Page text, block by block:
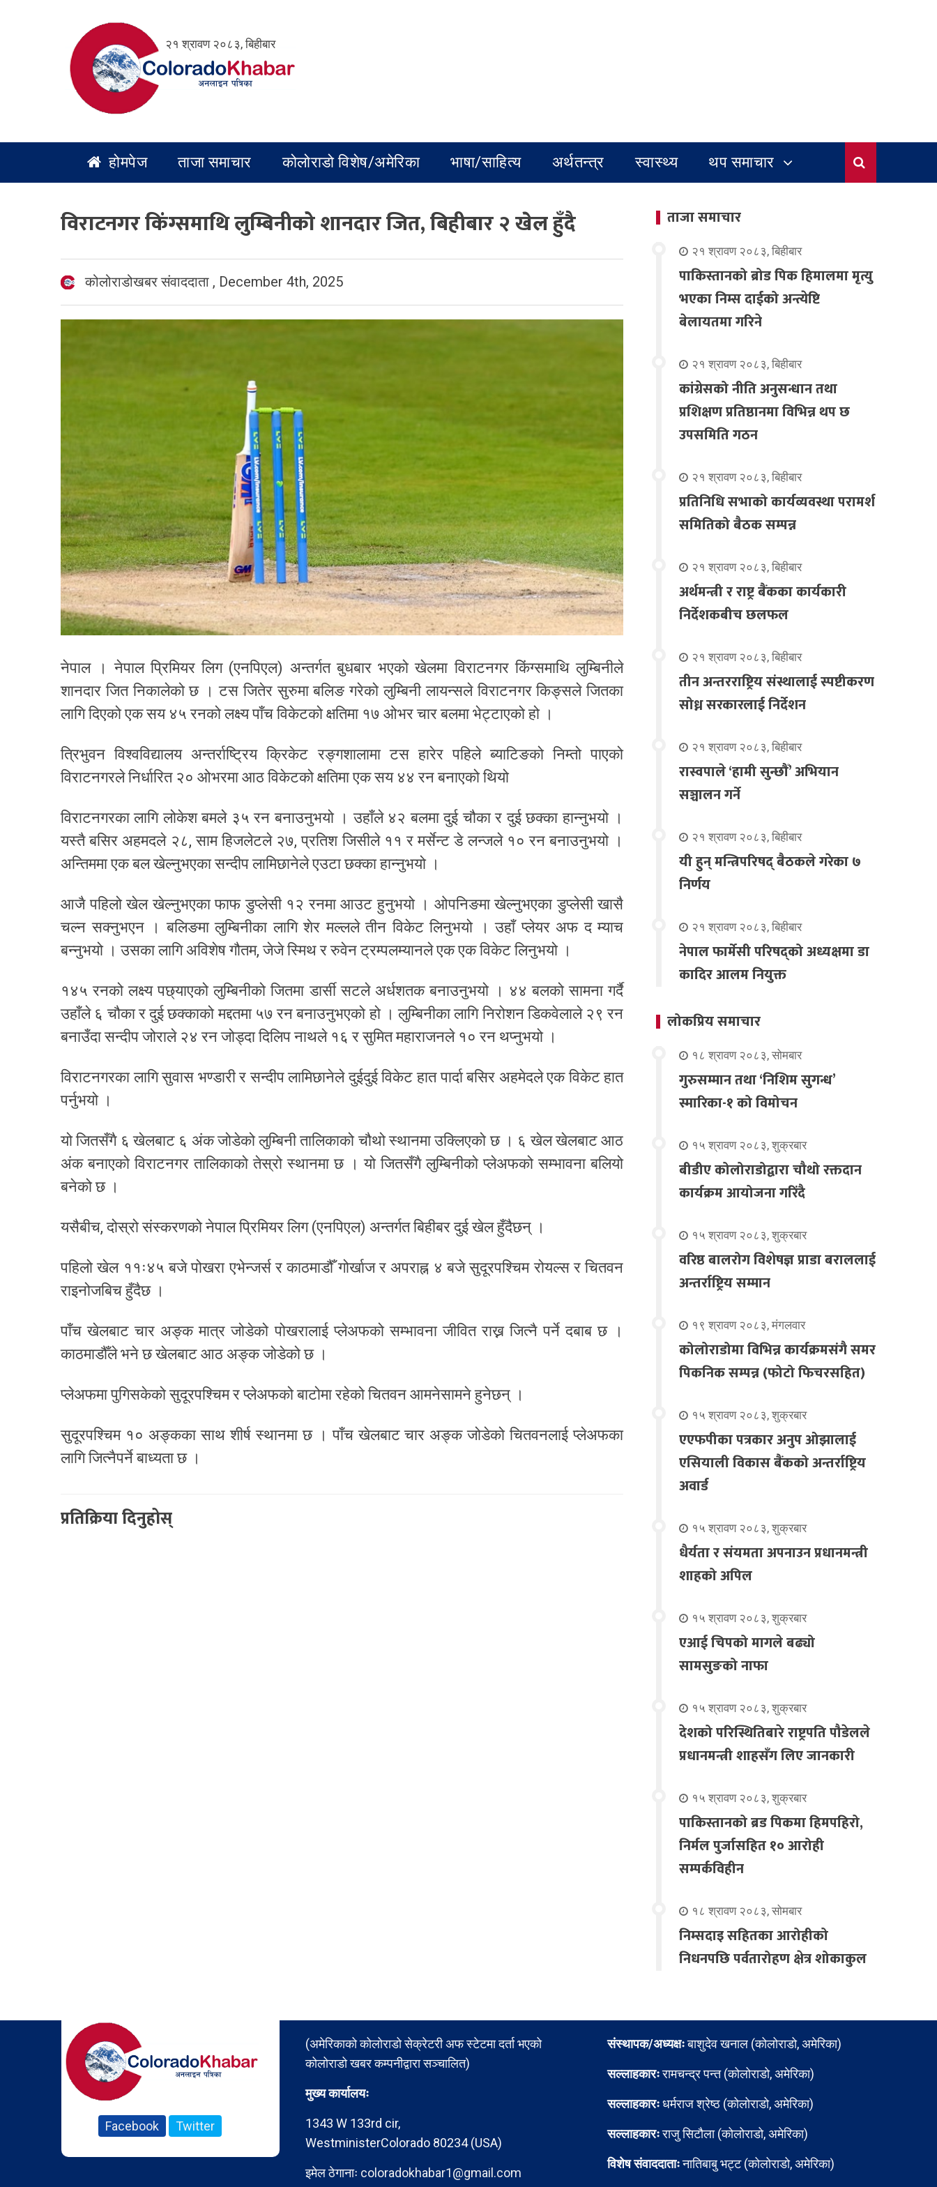
२१ श्रावण २०८३, बिहीबार
होमपेज ताजा समाचार कोलोराडो विशेष/अमेरिका भाषा/साहित्य अर्थतन्त्र स्वास्थ्य थप समाचार
विराटनगर किंग्समाथि लुम्बिनीको शानदार जित, बिहीबार २ खेल हुँदै
कोलोराडोखबर संवाददाता , December 4th, 2025
नेपाल । नेपाल प्रिमियर लिग (एनपिएल) अन्तर्गत बुधबार भएको खेलमा विराटनगर किंग्समाथि लुम्बिनीले
शानदार जित निकालेको छ । टस जितेर सुरुमा बलिङ गरेको लुम्बिनी लायन्सले विराटनगर किङ्सले जितका
लागि दिएको एक सय ४५ रनको लक्ष्य पाँच विकेटको क्षतिमा १७ ओभर चार बलमा भेट्टाएको हो ।
त्रिभुवन विश्वविद्यालय अन्तर्राष्ट्रिय क्रिकेट रङ्गशालामा टस हारेर पहिले ब्याटिङको निम्तो पाएको
विराटनगरले निर्धारित २० ओभरमा आठ विकेटको क्षतिमा एक सय ४४ रन बनाएको थियो
विराटनगरका लागि लोकेश बमले ३५ रन बनाउनुभयो । उहाँले ४२ बलमा दुई चौका र दुई छक्का हान्नुभयो ।
यस्तै बसिर अहमदले २८, साम हिजलेटले २७, प्रतिश जिसीले ११ र मर्सेन्ट डे लन्जले १० रन बनाउनुभयो ।
अन्तिममा एक बल खेल्नुभएका सन्दीप लामिछानेले एउटा छक्का हान्नुभयो ।
आजै पहिलो खेल खेल्नुभएका फाफ डुप्लेसी १२ रनमा आउट हुनुभयो । ओपनिङमा खेल्नुभएका डुप्लेसी खासै
चल्न सक्नुभएन । बलिङमा लुम्बिनीका लागि शेर मल्लले तीन विकेट लिनुभयो । उहाँ प्लेयर अफ द म्याच
बन्नुभयो । उसका लागि अविशेष गौतम, जेजे स्मिथ र रुवेन ट्रम्पलम्यानले एक एक विकेट लिनुभयो ।
१४५ रनको लक्ष्य पछ्याएको लुम्बिनीको जितमा डार्सी सटले अर्धशतक बनाउनुभयो । ४४ बलको सामना गर्दै
उहाँले ६ चौका र दुई छक्काको मद्दतमा ५७ रन बनाउनुभएको हो । लुम्बिनीका लागि निरोशन डिकवेलाले २९ रन
बनाउँदा सन्दीप जोराले २४ रन जोड्दा दिलिप नाथले १६ र सुमित महाराजनले १० रन थप्नुभयो ।
विराटनगरका लागि सुवास भण्डारी र सन्दीप लामिछानेले दुईदुई विकेट हात पार्दा बसिर अहमेदले एक विकेट हात
पर्नुभयो ।
यो जितसँगै ६ खेलबाट ६ अंक जोडेको लुम्बिनी तालिकाको चौथो स्थानमा उक्लिएको छ । ६ खेल खेलबाट आठ
अंक बनाएको विराटनगर तालिकाको तेस्रो स्थानमा छ । यो जितसँगै लुम्बिनीको प्लेअफको सम्भावना बलियो
बनेको छ ।
यसैबीच, दोस्रो संस्करणको नेपाल प्रिमियर लिग (एनपिएल) अन्तर्गत बिहीबर दुई खेल हुँदैछन् ।
पहिलो खेल ११ः४५ बजे पोखरा एभेन्जर्स र काठमाडौँ गोर्खाज र अपराह्न ४ बजे सुदूरपश्चिम रोयल्स र चितवन
राइनोजबिच हुँदैछ ।
पाँच खेलबाट चार अङ्क मात्र जोडेको पोखरालाई प्लेअफको सम्भावना जीवित राख्न जित्नै पर्ने दबाब छ ।
काठमाडौँले भने छ खेलबाट आठ अङ्क जोडेको छ ।
प्लेअफमा पुगिसकेको सुदूरपश्चिम र प्लेअफको बाटोमा रहेको चितवन आमनेसामने हुनेछन् ।
सुदूरपश्चिम १० अङ्कका साथ शीर्ष स्थानमा छ । पाँच खेलबाट चार अङ्क जोडेको चितवनलाई प्लेअफका
लागि जित्नैपर्ने बाध्यता छ ।
प्रतिक्रिया दिनुहोस्
ताजा समाचार
२१ श्रावण २०८३, बिहीबार
पाकिस्तानको ब्रोड पिक हिमालमा मृत्यु
भएका निम्स दाईको अन्त्येष्टि
बेलायतमा गरिने
२१ श्रावण २०८३, बिहीबार
कांग्रेसको नीति अनुसन्धान तथा
प्रशिक्षण प्रतिष्ठानमा विभिन्न थप छ
उपसमिति गठन
२१ श्रावण २०८३, बिहीबार
प्रतिनिधि सभाको कार्यव्यवस्था परामर्श
समितिको बैठक सम्पन्न
२१ श्रावण २०८३, बिहीबार
अर्थमन्त्री र राष्ट्र बैंकका कार्यकारी
निर्देशकबीच छलफल
२१ श्रावण २०८३, बिहीबार
तीन अन्तरराष्ट्रिय संस्थालाई स्पष्टीकरण
सोध्न सरकारलाई निर्देशन
२१ श्रावण २०८३, बिहीबार
रास्वपाले ‘हामी सुन्छौँ’ अभियान
सञ्चालन गर्ने
२१ श्रावण २०८३, बिहीबार
यी हुन् मन्त्रिपरिषद् बैठकले गरेका ७
निर्णय
२१ श्रावण २०८३, बिहीबार
नेपाल फार्मेसी परिषद्को अध्यक्षमा डा
कादिर आलम नियुक्त
लोकप्रिय समाचार
१८ श्रावण २०८३, सोमबार
गुरुसम्मान तथा ‘निशिम सुगन्ध’
स्मारिका-१ को विमोचन
१५ श्रावण २०८३, शुक्रबार
बीडीए कोलोराडोद्वारा चौथो रक्तदान
कार्यक्रम आयोजना गरिंदै
१५ श्रावण २०८३, शुक्रबार
वरिष्ठ बालरोग विशेषज्ञ प्राडा बराललाई
अन्तर्राष्ट्रिय सम्मान
१९ श्रावण २०८३, मंगलवार
कोलोराडोमा विभिन्न कार्यक्रमसंगै समर
पिकनिक सम्पन्न (फोटो फिचरसहित)
१५ श्रावण २०८३, शुक्रबार
एएफपीका पत्रकार अनुप ओझालाई
एसियाली विकास बैंकको अन्तर्राष्ट्रिय
अवार्ड
१५ श्रावण २०८३, शुक्रबार
धैर्यता र संयमता अपनाउन प्रधानमन्त्री
शाहको अपिल
१५ श्रावण २०८३, शुक्रबार
एआई चिपको मागले बढ्यो
सामसुङको नाफा
१५ श्रावण २०८३, शुक्रबार
देशको परिस्थितिबारे राष्ट्रपति पौडेलले
प्रधानमन्त्री शाहसँग लिए जानकारी
१५ श्रावण २०८३, शुक्रबार
पाकिस्तानको ब्रड पिकमा हिमपहिरो,
निर्मल पुर्जासहित १० आरोही
सम्पर्कविहीन
१८ श्रावण २०८३, सोमबार
निम्सदाइ सहितका आरोहीको
निधनपछि पर्वतारोहण क्षेत्र शोकाकुल
Facebook Twitter
(अमेरिकाको कोलोराडो सेक्रेटरी अफ स्टेटमा दर्ता भएको
कोलोराडो खबर कम्पनीद्वारा सञ्चालित)
मुख्य कार्यालयः
1343 W 133rd cir,
WestministerColorado 80234 (USA)
इमेल ठेगानाः coloradokhabar1@gmail.com
संस्थापक/अध्यक्षःबाशुदेव खनाल (कोलोराडो, अमेरिका)
सल्लाहकारःरामचन्द्र पन्त (कोलोराडो, अमेरिका)
सल्लाहकारःधर्मराज श्रेष्ठ (कोलोराडो, अमेरिका)
सल्लाहकारःराजु सिटौला (कोलोराडो, अमेरिका)
विशेष संवाददाताःनातिबाबु भट्ट (कोलोराडो, अमेरिका)